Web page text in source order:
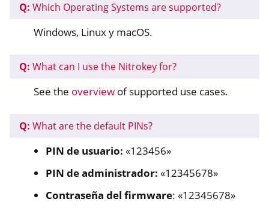
navigation of Nitrokey Storage 2
navigation of NextBox
navigation of NetHSM
Q: Which Operating Systems are supported?
Windows, Linux y macOS.
Q: What can I use the Nitrokey for?
See the overview of supported use cases.
Q: What are the default PINs?
PIN de usuario: «123456»
PIN de administrador: «12345678»
Contraseña del firmware: «12345678»